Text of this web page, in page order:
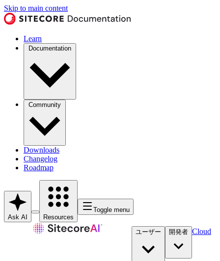
Skip to main content
Learn
Documentation
Community
Downloads
Changelog
Roadmap
Ask AI Resources
Toggle menu
ユーザー 開発者​ Cloud